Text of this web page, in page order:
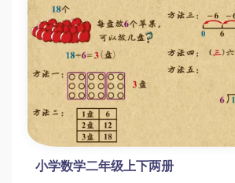
小学数学二年级上下两册